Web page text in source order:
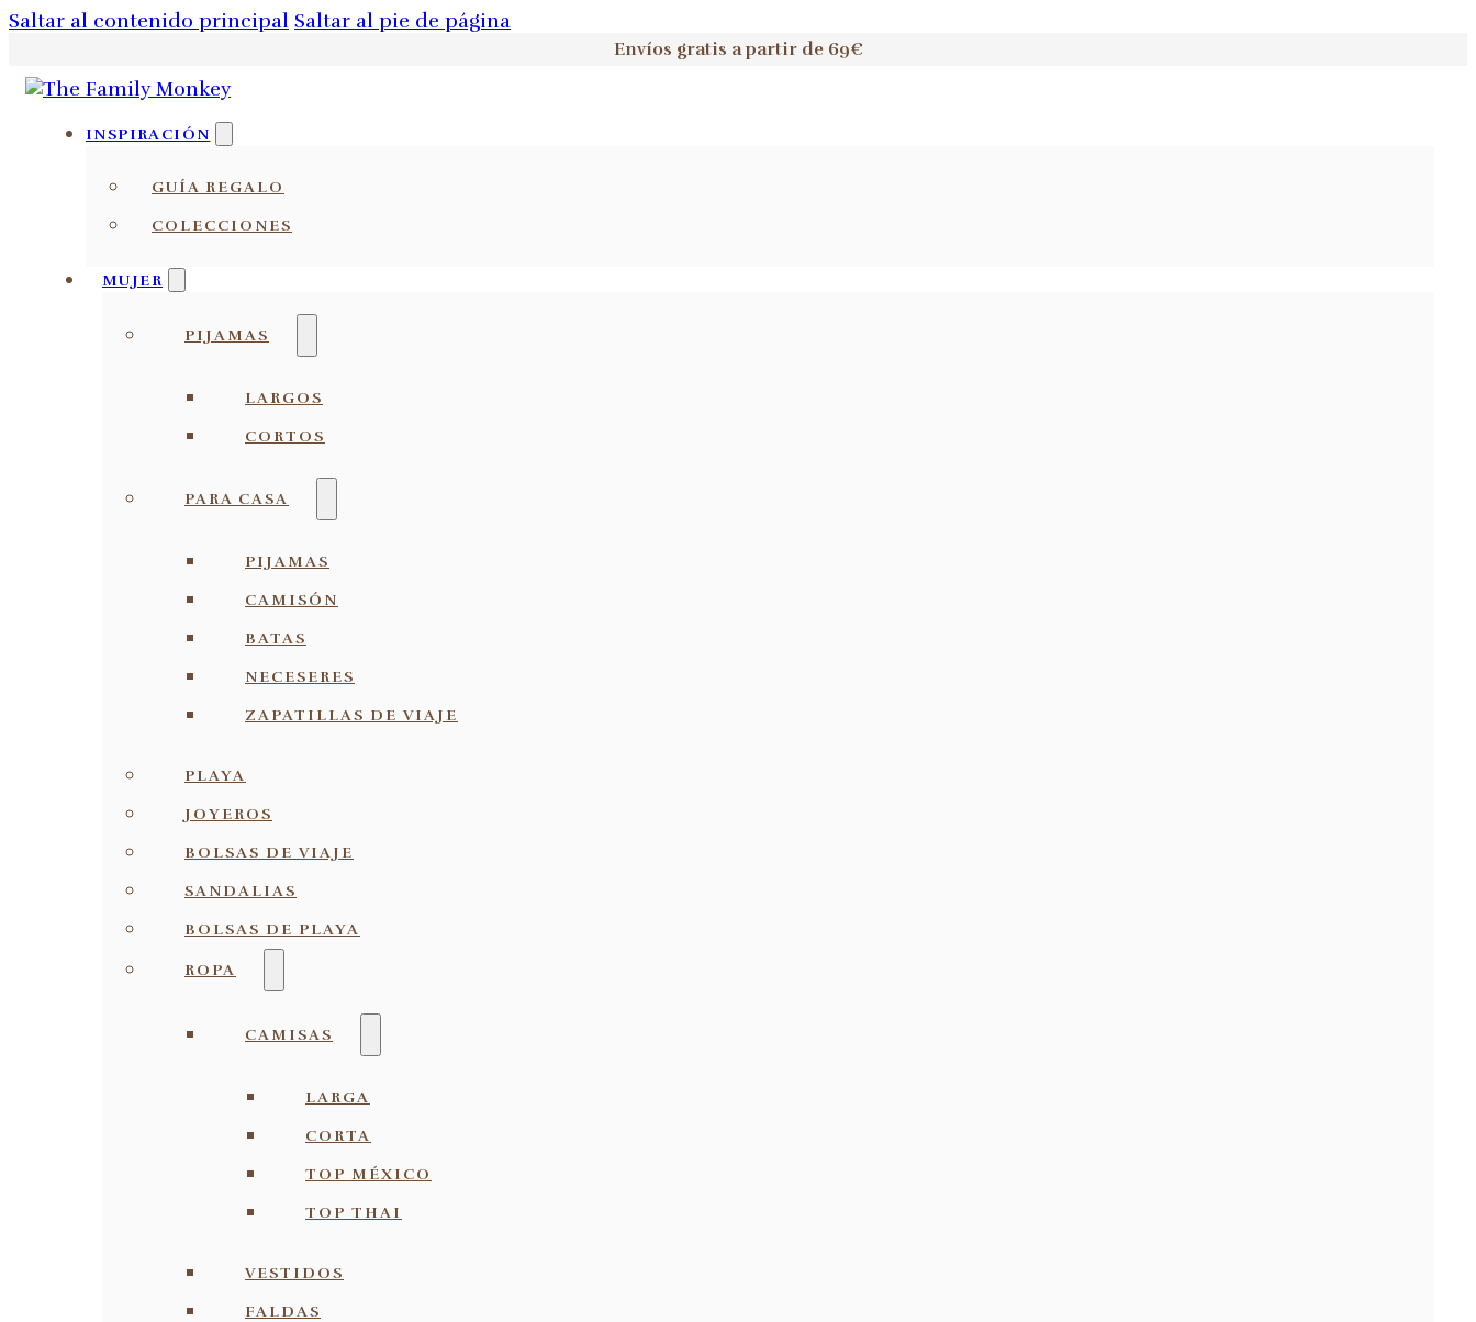
Saltar al contenido principal Saltar al pie de página
Envíos gratis a partir de 69€
INSPIRACIÓN
GUÍA REGALO
COLECCIONES
MUJER
PIJAMAS
LARGOS
CORTOS
PARA CASA
PIJAMAS
CAMISÓN
BATAS
NECESERES
ZAPATILLAS DE VIAJE
PLAYA
JOYEROS
BOLSAS DE VIAJE
SANDALIAS
BOLSAS DE PLAYA
ROPA
CAMISAS
LARGA
CORTA
TOP MÉXICO
TOP THAI
VESTIDOS
FALDAS